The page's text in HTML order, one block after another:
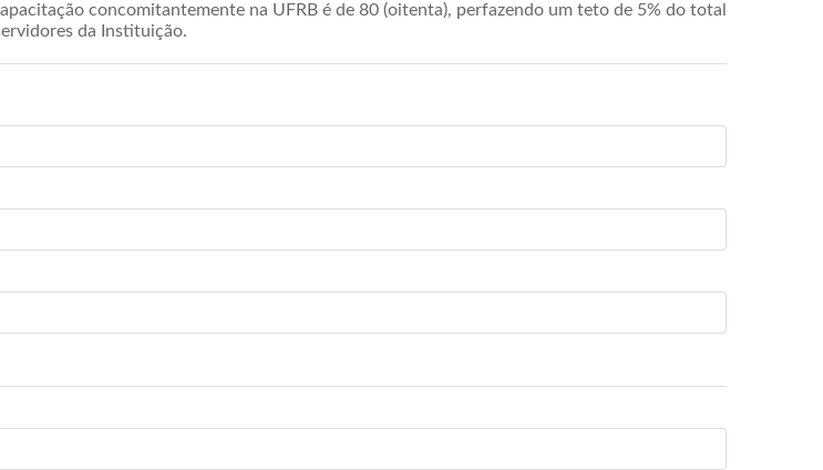
concomitantemente na UFRB é de 80 (oitenta), perfazendo um teto de 5% do total
da Instituição.